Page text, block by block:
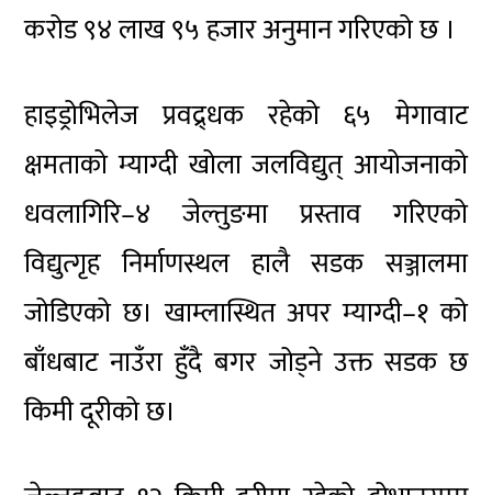
करोड ९४ लाख ९५ हजार अनुमान गरिएको छ ।
हाइड्रोभिलेज प्रवद्र्धक रहेको ६५ मेगावाट
क्षमताको म्याग्दी खोला जलविद्युत् आयोजनाको
धवलागिरि–४ जेल्तुङमा प्रस्ताव गरिएको
विद्युत्गृह निर्माणस्थल हालै सडक सञ्जालमा
जोडिएको छ। खाम्लास्थित अपर म्याग्दी–१ को
बाँधबाट नाउँरा हुँदै बगर जोड्ने उक्त सडक छ
किमी दूरीको छ।